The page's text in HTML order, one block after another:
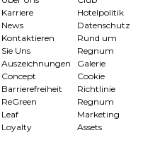
Karriere
News
Kontaktieren
Sie Uns
Auszeichnungen
Concept
Barrierefreiheit
ReGreen
Leaf
Loyalty
Hotelpolitik
Datenschutz
Rund um
Regnum
Galerie
Cookie
Richtlinie
Regnum
Marketing
Assets